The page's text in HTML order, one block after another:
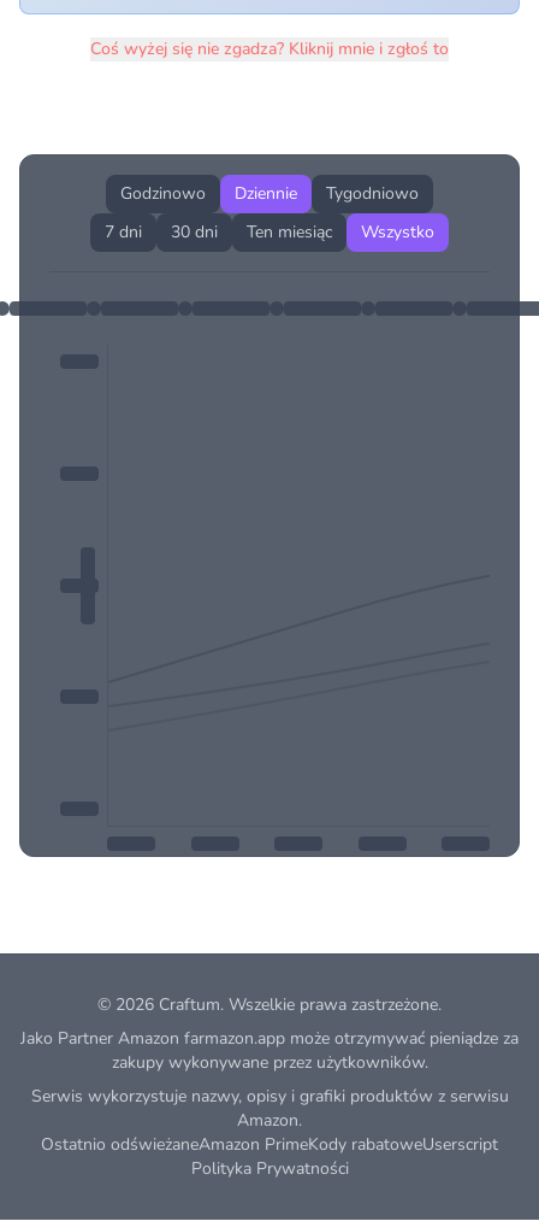
Coś wyżej się nie zgadza? Kliknij mnie i zgłoś to
Godzinowo Dziennie
Tygodniowo
7 dni
30 dni Ten miesiąc Wszystko
© 2026 Craftum. Wszelkie prawa zastrzeżone.
Jako Partner Amazon farmazon.app może otrzymywać pieniądze za
zakupy wykonywane przez użytkowników.
Serwis wykorzystuje nazwy, opisy i grafiki produktów z serwisu
Amazon.
Ostatnio odświeżaneAmazon PrimeKody rabatoweUserscript
Polityka Prywatności